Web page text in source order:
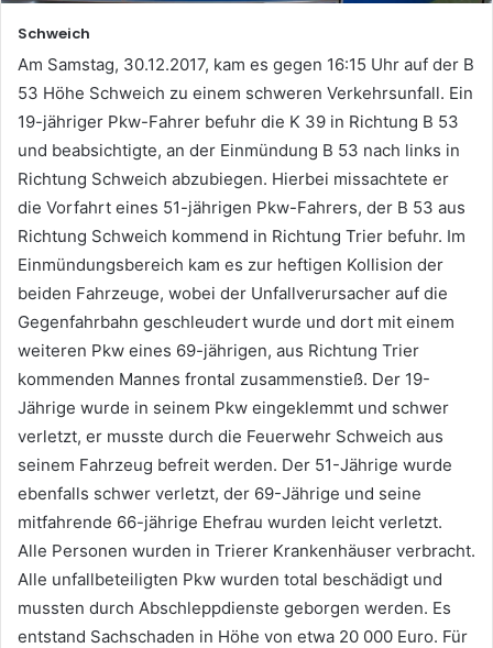
Schweich
Am Samstag, 30.12.2017, kam es gegen 16:15 Uhr auf der B
53 Höhe Schweich zu einem schweren Verkehrsunfall. Ein
19-jähriger Pkw-Fahrer befuhr die K 39 in Richtung B 53
und beabsichtigte, an der Einmündung B 53 nach links in
Richtung Schweich abzubiegen. Hierbei missachtete er
die Vorfahrt eines 51-jährigen Pkw-Fahrers, der B 53 aus
Richtung Schweich kommend in Richtung Trier befuhr. Im
Einmündungsbereich kam es zur heftigen Kollision der
beiden Fahrzeuge, wobei der Unfallverursacher auf die
Gegenfahrbahn geschleudert wurde und dort mit einem
weiteren Pkw eines 69-jährigen, aus Richtung Trier
kommenden Mannes frontal zusammenstieß. Der 19-
Jährige wurde in seinem Pkw eingeklemmt und schwer
verletzt, er musste durch die Feuerwehr Schweich aus
seinem Fahrzeug befreit werden. Der 51-Jährige wurde
ebenfalls schwer verletzt, der 69-Jährige und seine
mitfahrende 66-jährige Ehefrau wurden leicht verletzt.
Alle Personen wurden in Trierer Krankenhäuser verbracht.
Alle unfallbeteiligten Pkw wurden total beschädigt und
mussten durch Abschleppdienste geborgen werden. Es
entstand Sachschaden in Höhe von etwa 20 000 Euro. Für